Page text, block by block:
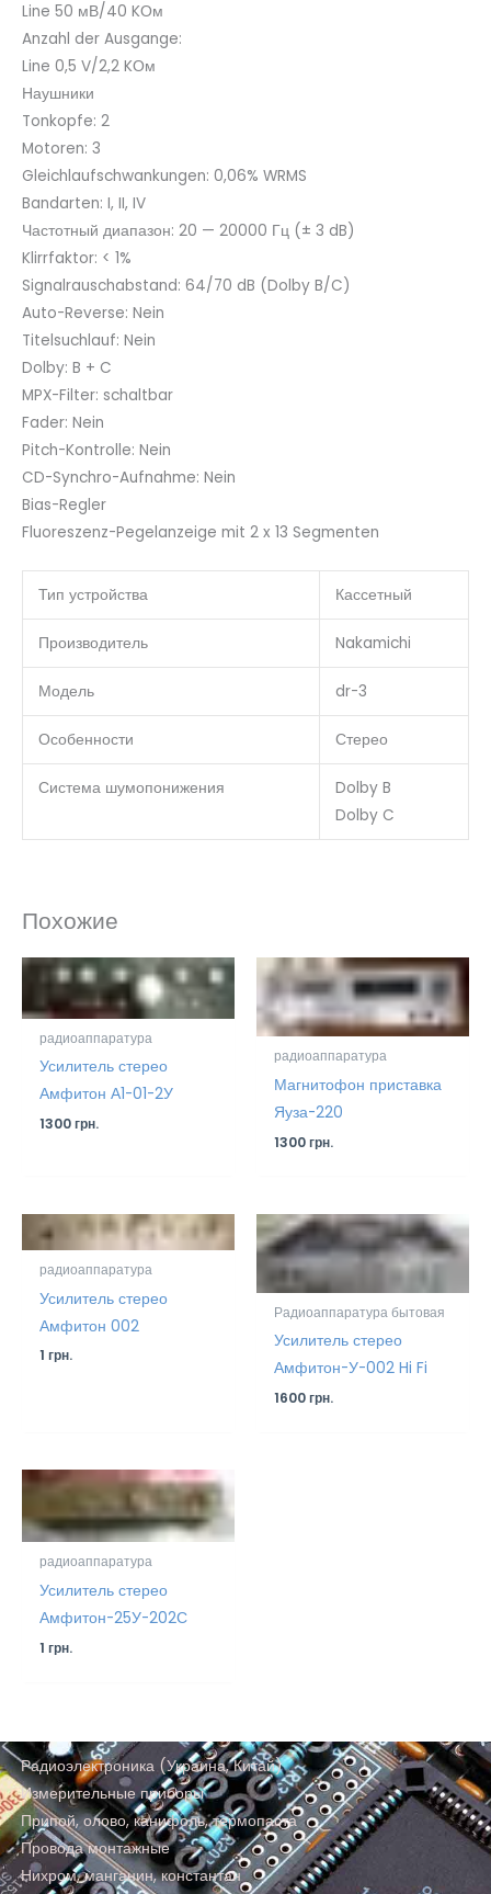
Line 50 мВ/40 KОм
Anzahl der Ausgange:
Line 0,5 V/2,2 KОм
Наушники
Tonkopfe: 2
Motoren: 3
Gleichlaufschwankungen: 0,06% WRMS
Bandarten: I, II, IV
Частотный диапазон: 20 — 20000 Гц (± 3 dB)
Klirrfaktor: < 1%
Signalrauschabstand: 64/70 dB (Dolby B/C)
Auto-Reverse: Nein
Titelsuchlauf: Nein
Dolby: B + C
MPX-Filter: schaltbar
Fader: Nein
Pitch-Kontrolle: Nein
CD-Synchro-Aufnahme: Nein
Bias-Regler
Fluoreszenz-Pegelanzeige mit 2 x 13 Segmenten
Тип устройства Кассетный
Производитель Nakamichi
Модель dr-3
Особенности Стерео
Система шумопонижения
Dolby B
Dolby C
Похожие
радиоаппаратура
Усилитель стерео
Амфитон А1-01-2У
1300грн.
радиоаппаратура
Магнитофон приставка
Яуза-220
1300грн.
радиоаппаратура
Усилитель стерео
Амфитон 002
1грн.
Радиоаппаратура бытовая
Усилитель стерео
Амфитон-У-002 Hi Fi
1600грн.
радиоаппаратура
Усилитель стерео
Амфитон-25У-202С
1грн.
Радиоэлектроника (Украина, Китай)
Измерительные приборы
Припой, олово, канифоль, термопаста
Провода монтажные
Нихром, манганин, константан